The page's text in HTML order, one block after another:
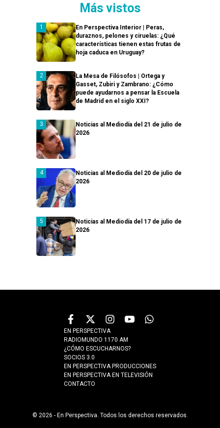
Más vistos
En Perspectiva Interior | Peras,
duraznos, pelones y ciruelas: ¿Qué
características tienen estas frutas de
hoja caduca en Uruguay?
La Mesa de Filósofos | Ortega y
Gasset, Zubiri y Zambrano: ¿Cómo
puede ayudarnos a pensar la Escuela
de Madrid en el siglo XXI?
Noticias al Mediodía del 21 de julio de
2026
Noticias al Mediodía del 20 de julio de
2026
Noticias al Mediodía del 17 de julio de
2026
EN PERSPECTIVA
RADIOMUNDO 1170 AM
¿CÓMO ESCUCHARNOS?
SOCIOS 3.0
EN PERSPECTIVA PRODUCCIONES
EN PERSPECTIVA EN TELEVISIÓN
CONTACTO
© 2026 - En Perspectiva. Todos los derechos reservados.